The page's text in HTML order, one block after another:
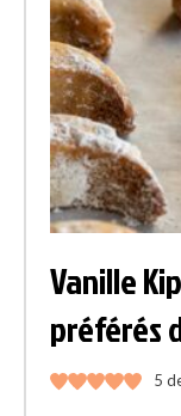
Vanille
préférés
5